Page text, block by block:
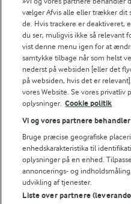
ENERGI PR 100 G
Fiber:
2,4 g
Protein:
1,9 g
Fedt:
13,7 g
Kulhydrat:
17,9 g
til de nødvendige
GIV
RELATERET VIDEO
Sådan flækker du en
Se hvordan du får kornene
Karolines Køkkenskole – og
vaniljesukker.
vælger Afvis alle eller trækker dit
de. Hvis trackere er deaktiveret,
du ser, muligvis ikke så relevant
vist denne menu igen for at
samtykke tilbage når som helst
nederst på websiden [eller det
på websiden, hvis det er
vores Website. Se vores privatliv
oplysninger. Cookie politik
Vi og vores partnere
Bruge præcise geografiske
enhedskarakteristika til
oplysninger på en enhed.
annoncerings- og
udvikling af tjenester.
Liste over partnere